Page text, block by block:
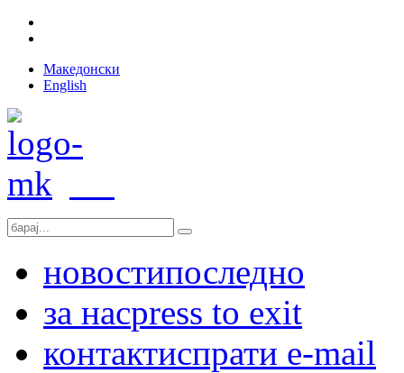
Македонски
English
новостипоследно
за насpress to exit
контактиспрати e-mail